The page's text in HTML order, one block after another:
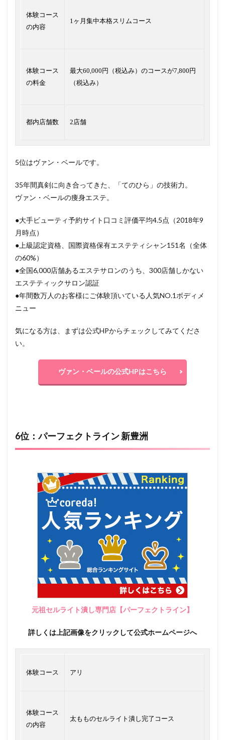
体験コース
の内容
1ヶ月集中本格スリムコース
体験コース
の料金
最大60,000円（税込み）のコースが7,800円
（税込み）
都内店舗数 2店舗
5位はヴァン・ベールです。
35年間真剣に向き合ってきた、「てのひら」の技術力。
ヴァン・ベールの痩身エステ。
●大手ビューティ予約サイト口コミ評価平均4.5点（2018年9
月時点）
●上級認定資格、国際資格保有エステティシャン151名（全体
の60%）
●全国6,000店舗あるエステサロンのうち、300店舗しかない
エステティックサロン認証
●年間数万人のお客様にご体験頂いている人気NO.1ボディメ
ニュー
気になる方は、まずは公式HPからチェックしてみてくださ
い。
ヴァン・ベールの公式HPはこちら
6位：パーフェクトライン 新豊洲
元祖セルライト潰し専門店【パーフェクトライン】
詳しくは上記画像をクリックして公式ホームページへ
体験コース アリ
体験コース
の内容
太もものセルライト潰し完了コース